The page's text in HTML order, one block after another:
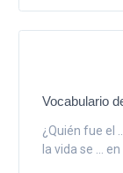
Vocabulario
¿Quién fue el
la vida se ... en